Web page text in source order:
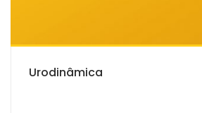
Urodinâmica